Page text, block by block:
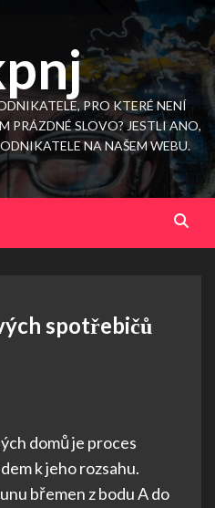
PRO KTERÉ NENÍ
PRÁZDNÉ SLOVO? JESTLI ANO,
NA NAŠEM WEBU.
spotřebičů
domů je proces
k jeho rozsahu.
břemen z bodu A do